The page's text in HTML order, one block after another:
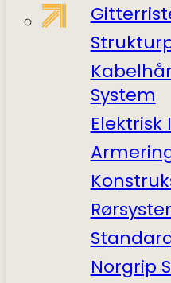
System
Elektrisk
Norgrip